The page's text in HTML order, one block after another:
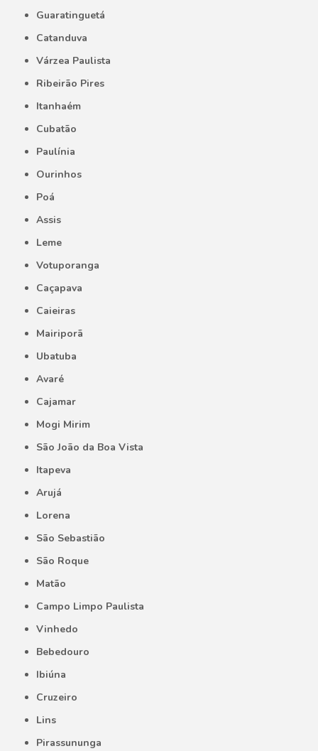
Guaratinguetá
Catanduva
Várzea Paulista
Ribeirão Pires
Itanhaém
Cubatão
Paulínia
Ourinhos
Poá
Assis
Leme
Votuporanga
Caçapava
Caieiras
Mairiporã
Ubatuba
Avaré
Cajamar
Mogi Mirim
São João da Boa Vista
Itapeva
Arujá
Lorena
São Sebastião
São Roque
Matão
Campo Limpo Paulista
Vinhedo
Bebedouro
Ibiúna
Cruzeiro
Lins
Pirassununga